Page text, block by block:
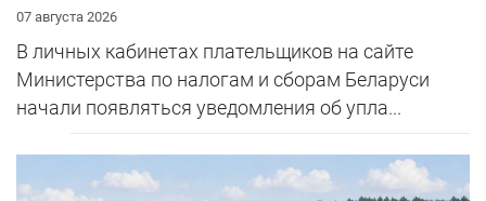
07 августа 2026
В личных кабинетах плательщиков на сайте
Министерства по налогам и сборам Беларуси
начали появляться уведомления об упла...